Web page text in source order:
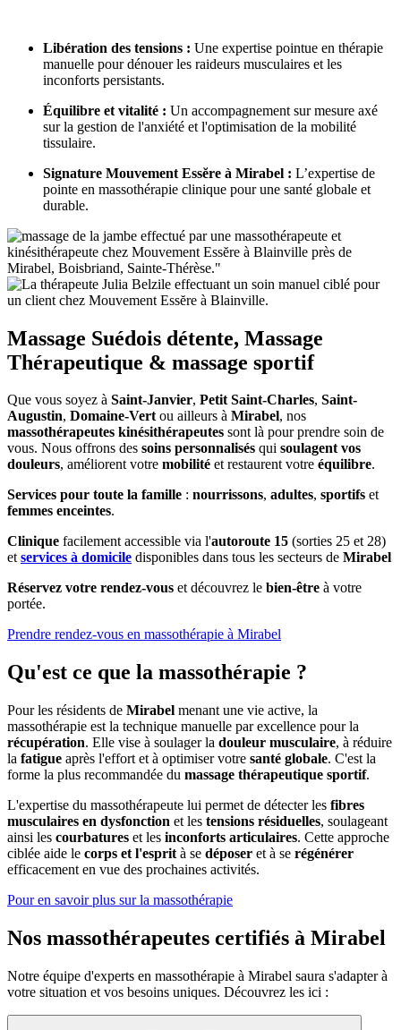
Libération des tensions : Une expertise pointue en thérapie
manuelle pour dénouer les raideurs musculaires et les
inconforts persistants.
Équilibre et vitalité : Un accompagnement sur mesure axé
sur la gestion de l'anxiété et l'optimisation de la mobilité
tissulaire.
Signature Mouvement Essĕre à Mirabel : L’expertise de
pointe en massothérapie clinique pour une santé globale et
durable.
Massage Suédois détente, Massage
Thérapeutique & massage sportif
Que vous soyez à Saint-Janvier, Petit Saint-Charles, Saint-
Augustin, Domaine-Vertou ailleurs à Mirabel, nos
massothérapeutes kinésithérapeutes sont là pour prendre soin de
vous. Nous offrons des soins personnalisés qui soulagent vos
douleurs, améliorent votre mobilité et restaurent votre équilibre.
Services pour toute la famille : nourrissons, adultes, sportifs et
femmes enceintes.
Clinique facilement accessible via l'autoroute 15 (sorties 25 et 28)
etservices à domicile disponibles dans tous les secteurs de Mirabel
Réservez votre rendez-vous et découvrez le bien-être à votre
portée.
Prendre rendez-vous en massothérapie à Mirabel
Qu'est ce que la massothérapie ?
Pour les résidents de Mirabel menant une vie active, la
massothérapie est la technique manuelle par excellence pour la
récupération. Elle vise à soulager la douleur musculaire, à réduire
la fatigue après l'effort et à optimiser votre santé globale. C'est la
forme la plus recommandée du massage thérapeutique sportif.
L'expertise du massothérapeute lui permet de détecter les fibres
musculaires en dysfonction et les tensions résiduelles, soulageant
ainsi les courbatures et les inconforts articulaires. Cette approche
ciblée aide le corps et l'esprit à se déposer et à se régénérer
efficacement en vue des prochaines activités.
Pour en savoir plus sur la massothérapie
Nos massothérapeutes certifiés à Mirabel
Notre équipe d'experts en massothérapie à Mirabel saura s'adapter à
votre situation et vos besoins uniques. Découvrez les ici :